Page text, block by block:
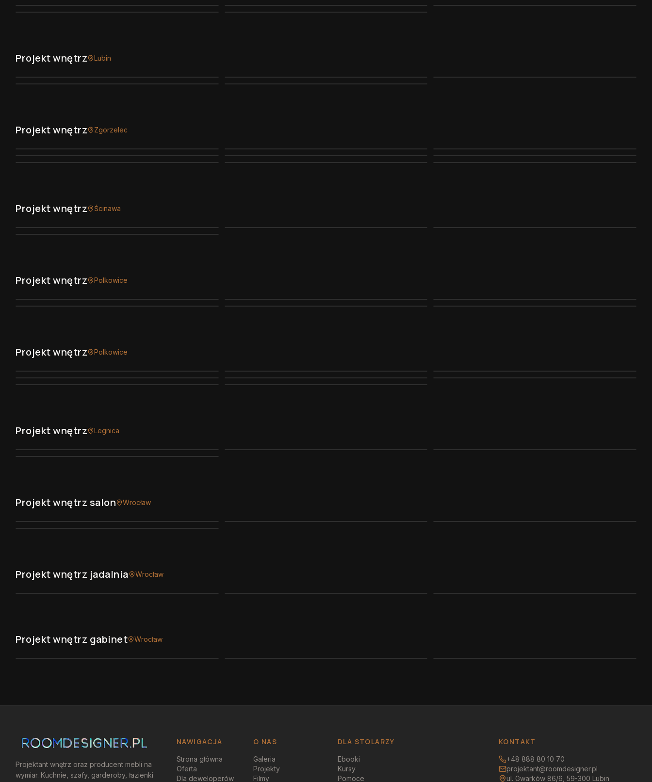
Projekt wnętrz Lubin
Projekt wnętrz Zgorzelec
Projekt wnętrz Ścinawa
Projekt wnętrz Polkowice
Projekt wnętrz Polkowice
Projekt wnętrz Legnica
Projekt wnętrz salon Wrocław
Projekt wnętrz jadalnia Wrocław
Projekt wnętrz gabinet Wrocław
Projektant wnętrz oraz producent mebli na
wymiar. Kuchnie, szafy, garderoby, łazienki
NAWIGACJA O NAS
Strona główna
Oferta
Dla deweloperów
Galeria
Projekty
Filmy
DLA STOLARZY
Ebooki
Kursy
Pomoce
KONTAKT
+48 888 80 10 70
projektant@roomdesigner.pl
ul. Gwarków 86/6, 59-300 Lubin